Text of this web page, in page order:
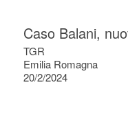
Caso Balani,
TGR
Emilia Romagna
20/2/2024